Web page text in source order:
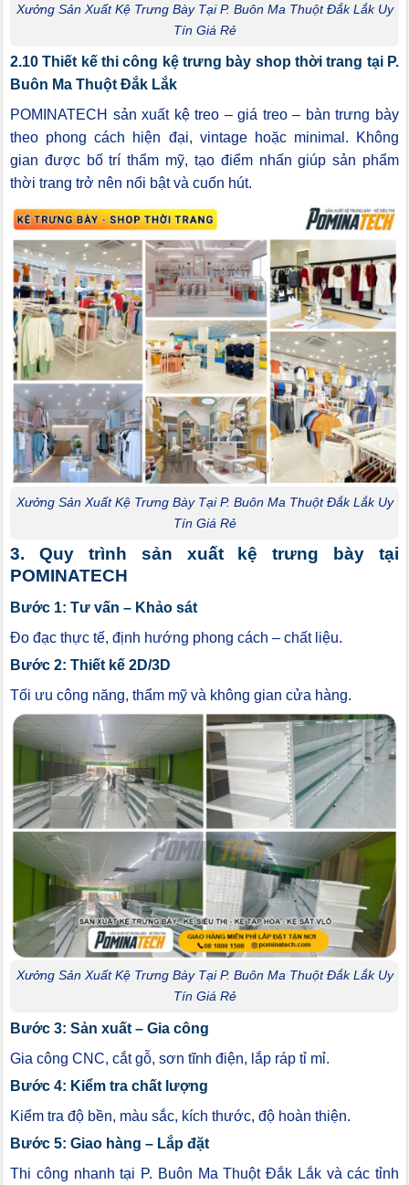
Xưởng Sản Xuất Kệ Trưng Bày Tại P. Buôn Ma Thuột Đắk Lắk Uy
Tín Giá Rẻ
2.10 Thiết kế thi công kệ trưng bày shop thời trang tại P.
Buôn Ma Thuột Đắk Lắk
POMINATECH sản xuất kệ treo – giá treo – bàn trưng bày
theo phong cách hiện đại, vintage hoặc minimal. Không
gian được bố trí thẩm mỹ, tạo điểm nhấn giúp sản phẩm
thời trang trở nên nổi bật và cuốn hút.
Xưởng Sản Xuất Kệ Trưng Bày Tại P. Buôn Ma Thuột Đắk Lắk Uy
Tín Giá Rẻ
3. Quy trình sản xuất kệ trưng bày tại
POMINATECH
Bước 1: Tư vấn – Khảo sát
Đo đạc thực tế, định hướng phong cách – chất liệu.
Bước 2: Thiết kế 2D/3D
Tối ưu công năng, thẩm mỹ và không gian cửa hàng.
Xưởng Sản Xuất Kệ Trưng Bày Tại P. Buôn Ma Thuột Đắk Lắk Uy
Tín Giá Rẻ
Bước 3: Sản xuất – Gia công
Gia công CNC, cắt gỗ, sơn tĩnh điện, lắp ráp tỉ mỉ.
Bước 4: Kiểm tra chất lượng
Kiểm tra độ bền, màu sắc, kích thước, độ hoàn thiện.
Bước 5: Giao hàng – Lắp đặt
Thi công nhanh tại P. Buôn Ma Thuột Đắk Lắk và các tỉnh